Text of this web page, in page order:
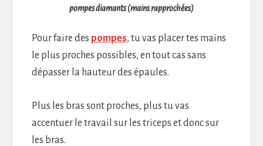
pompes diamants (mains rapprochées)
Pour faire des pompes, tu vas placer tes mains
le plus proches possibles, en tout cas sans
dépasser la hauteur des épaules.
Plus les bras sont proches, plus tu vas
accentuer le travail sur les triceps et donc sur
les bras.